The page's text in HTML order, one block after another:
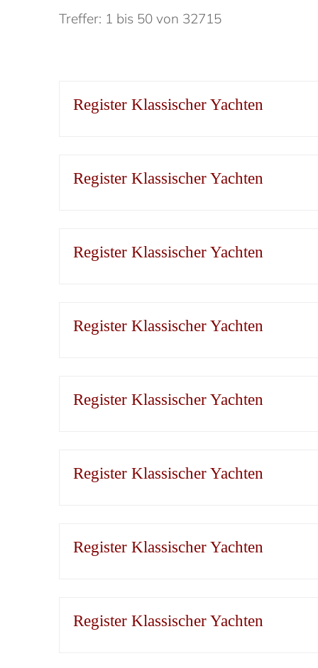
Treffer: 1 bis 50 von 32715
Register Klassischer Yachten
Register Klassischer Yachten
Register Klassischer Yachten
Register Klassischer Yachten
Register Klassischer Yachten
Register Klassischer Yachten
Register Klassischer Yachten
Register Klassischer Yachten